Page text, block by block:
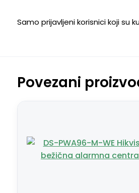
Samo prijavljeni korisnici koji su
Povezani